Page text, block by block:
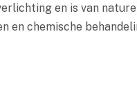
en is van
en chemische